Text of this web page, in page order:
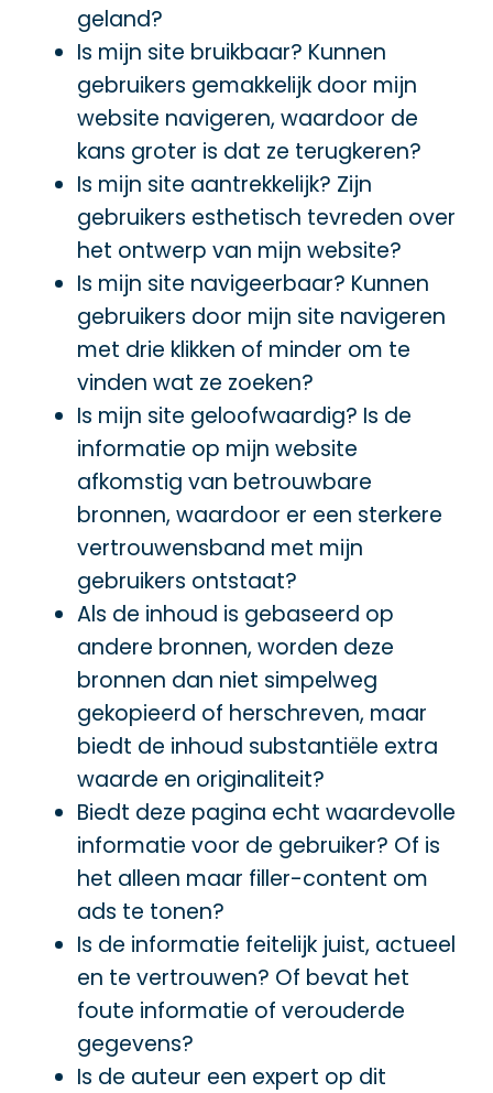
geland?
Is mijn site bruikbaar? Kunnen
gebruikers gemakkelijk door mijn
website navigeren, waardoor de
kans groter is dat ze terugkeren?
Is mijn site aantrekkelijk? Zijn
gebruikers esthetisch tevreden over
het ontwerp van mijn website?
Is mijn site navigeerbaar? Kunnen
gebruikers door mijn site navigeren
met drie klikken of minder om te
vinden wat ze zoeken?
Is mijn site geloofwaardig? Is de
informatie op mijn website
afkomstig van betrouwbare
bronnen, waardoor er een sterkere
vertrouwensband met mijn
gebruikers ontstaat?
Als de inhoud is gebaseerd op
andere bronnen, worden deze
bronnen dan niet simpelweg
gekopieerd of herschreven, maar
biedt de inhoud substantiële extra
waarde en originaliteit?
Biedt deze pagina echt waardevolle
informatie voor de gebruiker? Of is
het alleen maar filler-content om
ads te tonen?
Is de informatie feitelijk juist, actueel
en te vertrouwen? Of bevat het
foute informatie of verouderde
gegevens?
Is de auteur een expert op dit